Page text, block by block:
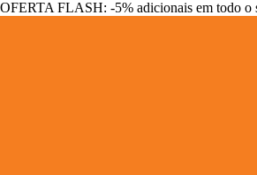
OFERTA FLASH: -5% adicionais em todo o